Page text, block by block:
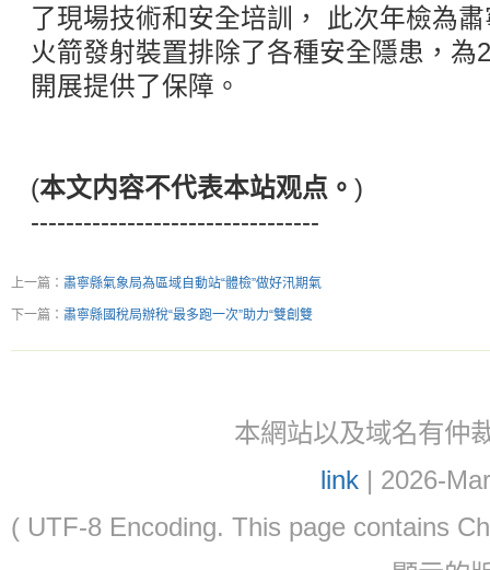
了現場技術和安全培訓， 此次年檢為
火箭發射裝置排除了各種安全隱患，為
開展提供了保障。
(本文内容不代表本站观点。 )
---------------------------------
上一篇： 肅寧縣氣象局為區域自動站“體檢”做好汛期氣
下一篇： 肅寧縣國稅局辦稅“最多跑一次”助力“雙創雙
本網站以及域名有仲
link| 2026-
( UTF-8 Encoding. This page contains